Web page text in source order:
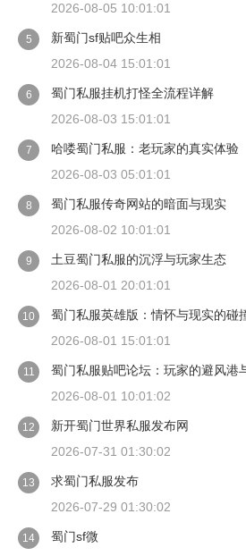
2026-08-05 10:01:01
5
新蜀门sf贴吧众生相
2026-08-04 15:01:01
6
蜀门私服挂机打怪全流程详解
2026-08-03 15:01:01
7
哈喽蜀门私服：老玩家的真实体验
2026-08-03 05:01:01
8
蜀门私服传奇网站的暗面与现实
2026-08-02 10:01:01
9
土豆蜀门私服的沉浮与玩家生态
2026-08-01 20:01:01
10
蜀门私服英雄版：情怀与现实的碰
2026-08-01 15:01:01
11
蜀门私服贴吧论坛：玩家的避风港
2026-08-01 10:01:02
12
新开蜀门世界私服发布网
2026-07-31 01:30:02
13
求蜀门私服发布
2026-07-29 01:30:02
14
蜀门sf微